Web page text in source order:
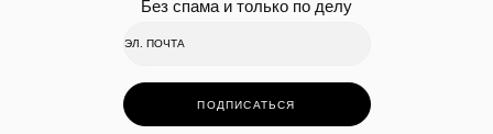
Без спама и только по делу
ПОДПИСАТЬСЯ